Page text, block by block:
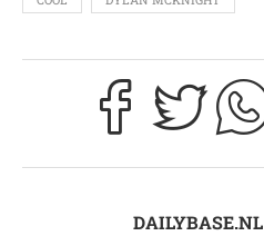
DAILYBASE.NL